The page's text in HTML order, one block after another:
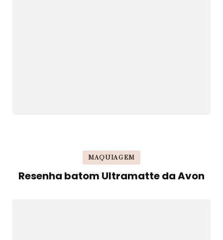
MAQUIAGEM
Resenha batom Ultramatte da Avon